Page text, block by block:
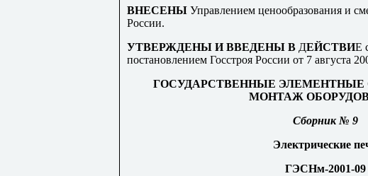
ВНЕСЕНЫ Управлением ценообразования и
России.
УТВЕРЖДЕНЫ И ВВЕДЕНЫ В ДЕЙСТВИЕ
постановлением Госстроя России от 7 августа
ГОСУДАРСТВЕННЫЕ
МОНТАЖ
Сборник № 9
Электрические
ГЭСНм-2001-09